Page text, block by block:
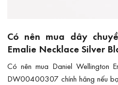
Có nên mua dây
Emalie Necklace Silver
Có nên mua Daniel Wellington
DW00400307 chính hãng nếu